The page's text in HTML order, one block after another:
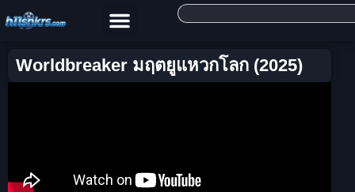
Worldbreaker มฤตยูแหวกโลก (2025)